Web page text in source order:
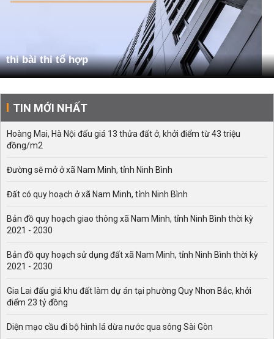
thi bài thi tổ hợp
TIN MỚI NHẤT
Hoàng Mai, Hà Nội đấu giá 13 thửa đất ở, khởi điểm từ 43 triệu
đồng/m2
Đường sẽ mở ở xã Nam Minh, tỉnh Ninh Bình
Đất có quy hoạch ở xã Nam Minh, tỉnh Ninh Bình
Bản đồ quy hoạch giao thông xã Nam Minh, tỉnh Ninh Bình thời kỳ
2021 - 2030
Bản đồ quy hoạch sử dụng đất xã Nam Minh, tỉnh Ninh Bình thời kỳ
2021 - 2030
Gia Lai đấu giá khu đất làm dự án tại phường Quy Nhơn Bắc, khởi
điểm 23 tỷ đồng
Diện mạo cầu đi bộ hình lá dừa nước qua sông Sài Gòn